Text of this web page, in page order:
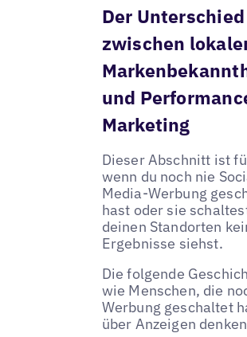
Der Unterschied
zwischen
und
Marketing
Dieser Abschnitt ist
wenn du noch nie
Media-Werbung
hast oder sie
deinen Standorten
Ergebnisse siehst.
Die folgende
wie Menschen, die
Werbung geschaltet
über Anzeigen